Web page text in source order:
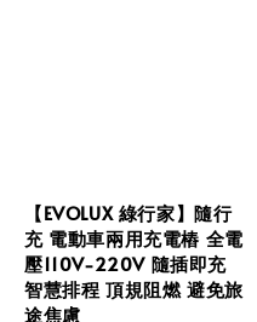
【EVOLUX 綠行家】隨行
充 電動車兩用充電樁 全電
壓110V-220V 隨插即充
智慧排程 頂規阻燃 避免旅
途焦慮